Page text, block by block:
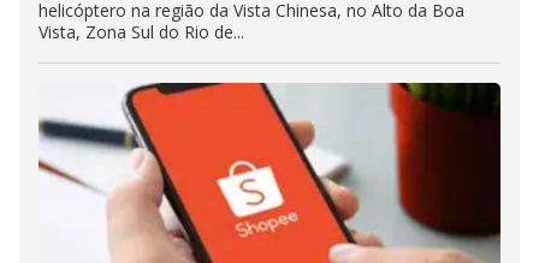
helicóptero na região da Vista Chinesa, no Alto da Boa
Vista, Zona Sul do Rio de...